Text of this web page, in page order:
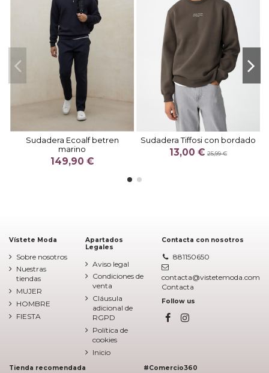
Sudadera Ecoalf betren
marino
149,90 €
Sudadera Tiffosi con bordado
13,00 € 25,99 €
Vístete Moda
Sobre nosotros
Nuestras
tiendas
MUJER
HOMBRE
FIESTA
Apartados
Legales
Aviso legal
Condiciones de
venta
Cláusula
adicional de
RGPD
Política de
cookies
Inicio
Contacta con nosotros
881150650
contacta@vistetemoda.com
Contacta
Follow us
Tienda recomendada #Comercio360